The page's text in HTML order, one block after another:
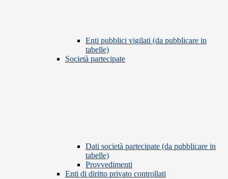
Enti pubblici vigilati (da pubblicare in
tabelle)
Società partecipate
Dati società partecipate (da pubblicare in
tabelle)
Provvedimenti
Enti di diritto privato controllati